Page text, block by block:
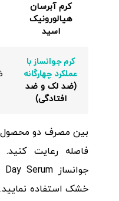
کرم آبرسان
هیالورونیک
اسید
کرم جوانساز با
عملکرد چهارگانه
(ضد لک و ضد
افتادگی)
فاصله رعایت